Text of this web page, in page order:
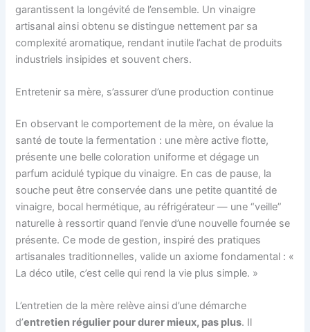
garantissent la longévité de l’ensemble. Un vinaigre
artisanal ainsi obtenu se distingue nettement par sa
complexité aromatique, rendant inutile l’achat de produits
industriels insipides et souvent chers.
Entretenir sa mère, s’assurer d’une production continue
En observant le comportement de la mère, on évalue la
santé de toute la fermentation : une mère active flotte,
présente une belle coloration uniforme et dégage un
parfum acidulé typique du vinaigre. En cas de pause, la
souche peut être conservée dans une petite quantité de
vinaigre, bocal hermétique, au réfrigérateur — une “veille”
naturelle à ressortir quand l’envie d’une nouvelle fournée se
présente. Ce mode de gestion, inspiré des pratiques
artisanales traditionnelles, valide un axiome fondamental : «
La déco utile, c’est celle qui rend la vie plus simple. »
L’entretien de la mère relève ainsi d’une démarche
d’entretien régulier pour durer mieux, pas plus. Il